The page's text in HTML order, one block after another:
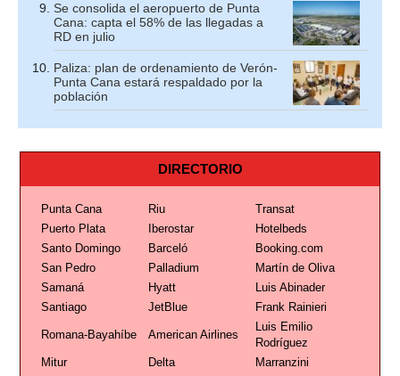
Se consolida el aeropuerto de Punta
Cana: capta el 58% de las llegadas a
RD en julio
Paliza: plan de ordenamiento de Verón-
Punta Cana estará respaldado por la
población
DIRECTORIO
Punta Cana Riu
Transat
Puerto Plata
Iberostar
Hotelbeds
Santo Domingo
Barceló
Booking.com
San Pedro
Palladium
Martín de Oliva
Samaná
Hyatt
Luis Abinader
Santiago
JetBlue Frank Rainieri
Romana-Bayahíbe American Airlines
Luis Emilio
Rodríguez
Mitur
Delta
Marranzini